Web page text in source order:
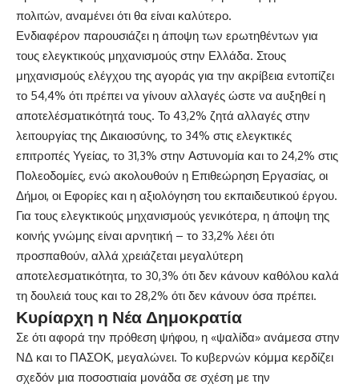
πολιτών, αναμένει ότι θα είναι καλύτερο.
Ενδιαφέρον παρουσιάζει η άποψη των ερωτηθέντων για
τους ελεγκτικούς μηχανισμούς στην Ελλάδα. Στους
μηχανισμούς ελέγχου της αγοράς για την ακρίβεια εντοπίζει
το 54,4% ότι πρέπει να γίνουν αλλαγές ώστε να αυξηθεί η
αποτελέσματικότητά τους. Το 43,2% ζητά αλλαγές στην
λειτουργίας της Δικαιοσύνης, το 34% στις ελεγκτικές
επιτροπές Υγείας, το 31,3% στην Αστυνομία και το 24,2% στις
Πολεοδομίες, ενώ ακολουθούν η Επιθεώρηση Εργασίας, οι
Δήμοι, οι Εφορίες και η αξιολόγηση του εκπαιδευτικού έργου.
Για τους ελεγκτικούς μηχανισμούς γενικότερα, η άποψη της
κοινής γνώμης είναι αρνητική – το 33,2% λέει ότι
προσπαθούν, αλλά χρειάζεται μεγαλύτερη
αποτελεσματικότητα, το 30,3% ότι δεν κάνουν καθόλου καλά
τη δουλειά τους και το 28,2% ότι δεν κάνουν όσα πρέπει.
Κυρίαρχη η Νέα Δημοκρατία
Σε ότι αφορά την πρόθεση ψήφου, η «ψαλίδα» ανάμεσα στην
ΝΔ και το ΠΑΣΟΚ, μεγαλώνει. Το κυβερνών κόμμα κερδίζει
σχεδόν μια ποσοστιαία μονάδα σε σχέση με την